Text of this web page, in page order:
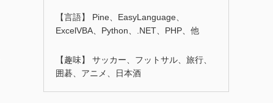
【言語】 Pine、EasyLanguage、
ExcelVBA、Python、.NET、PHP、他
【趣味】 サッカー、フットサル、旅行、
囲碁、アニメ、日本酒